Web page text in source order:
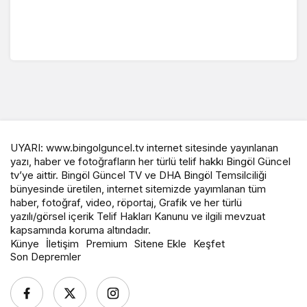
UYARI: www.bingolguncel.tv internet sitesinde yayınlanan
yazı, haber ve fotoğrafların her türlü telif hakkı Bingöl Güncel
tv’ye aittir. Bingöl Güncel TV ve DHA Bingöl Temsilciliği
bünyesinde üretilen, internet sitemizde yayımlanan tüm
haber, fotoğraf, video, röportaj, Grafik ve her türlü
yazılı/görsel içerik Telif Hakları Kanunu ve ilgili mevzuat
kapsamında koruma altındadır.
Künye
İletişim Premium Sitene Ekle
Keşfet
Son Depremler